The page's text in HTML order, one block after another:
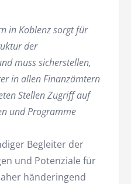
in Koblenz sorgt für
der
muss sicherstellen,
in allen Finanzämtern
Stellen Zugriff auf
und Programme
Begleiter der
und Potenziale für
händeringend